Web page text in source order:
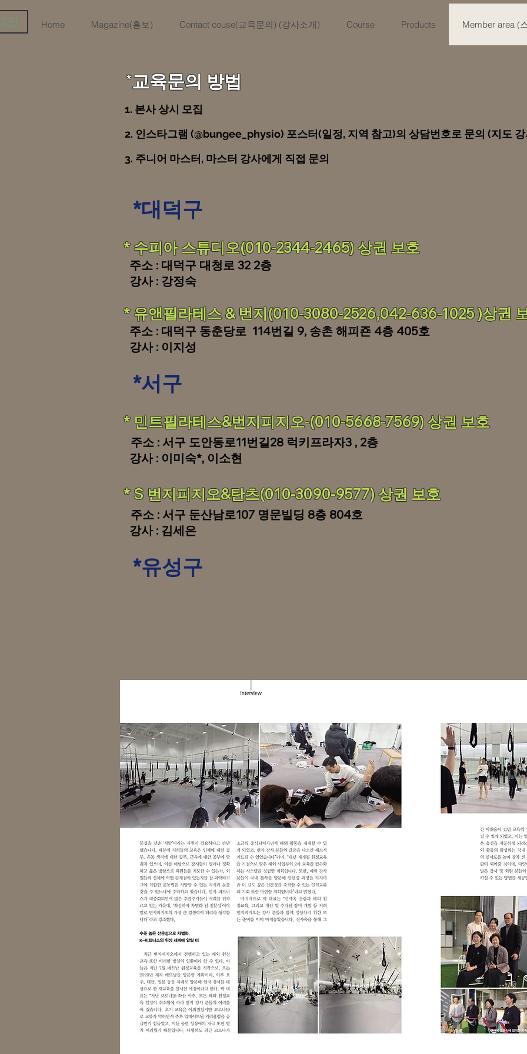
Home Magazine(홍보) Contact couse(교육문의) (강사소개) Course Products Member area (
*교육문의 방법
1. 본사 상시 모집
2. 인스타그램 (@bungee_physio) 포스터(일정, 지역 참고)의 상담번호로 문의 (지도
3. 주니어 마스터, 마스터 강사에게 직접 문의
*대덕구
* 수피아 스튜디오(010-2344-2465) 상권 보호
주소 : 대덕구 대청로 32 2층
강사 : 강정숙
* 유앤필라테스 & 번지(010-3080-2526,042-636-1025 )상권
주소 : 대덕구 동춘당로 114번길 9, 송촌 해피죤 4층 405호
강사 : 이지성
*서구
* 민트필라테스&번지피지오-(010-5668-7569) 상권 보호
주소 : 서구 도안동로11번길28 럭키프라자3 , 2층
강사 : 이미숙*, 이소현
* S 번지피지오&탄츠(010-3090-9577) 상권 보호
주소 : 서구 둔산남로107 명문빌딩 8층 804호
강사 : 김세은
*유성구